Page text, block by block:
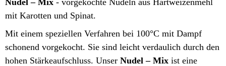
Nudel – Mix - vorgekochte Nudeln aus Hartweizenmehl
mit Karotten und Spinat.
Mit einem speziellen Verfahren bei 100°C mit Dampf
schonend vorgekocht. Sie sind leicht verdaulich durch den
hohen Stärkeaufschluss. Unser Nudel – Mix ist eine